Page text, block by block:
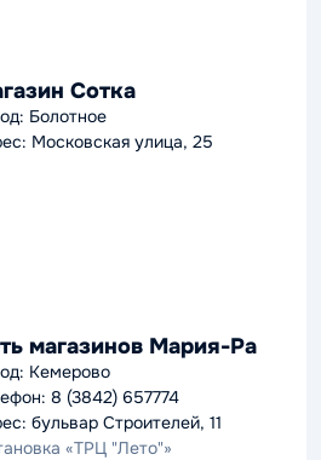
Сотка
Болотное
Московская улица, 25
магазинов Мария-Ра
Кемерово
8 (3842) 657774
бульвар Строителей, 11
«ТРЦ "Лето"»